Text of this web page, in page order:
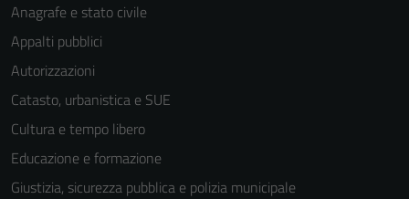
Anagrafe e stato civile
Appalti pubblici
Autorizzazioni
Catasto, urbanistica e SUE
Cultura e tempo libero
Educazione e formazione
Giustizia, sicurezza pubblica e polizia municipale